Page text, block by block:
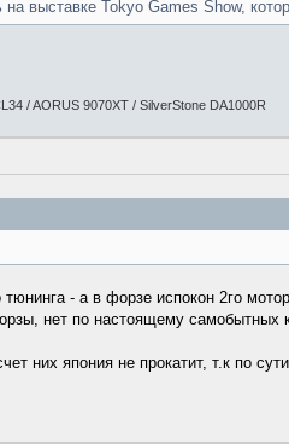
выставке Tokyo Games Show,
/ AORUS 9070XT / SilverStone DA1000R
- а в форзе испокон 2го
нет по настоящему
них япония не прокатит, т.к по